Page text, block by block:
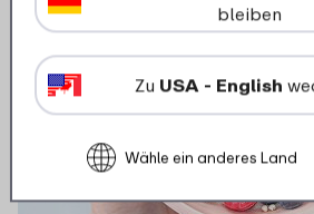
bleiben
Zu USA - English